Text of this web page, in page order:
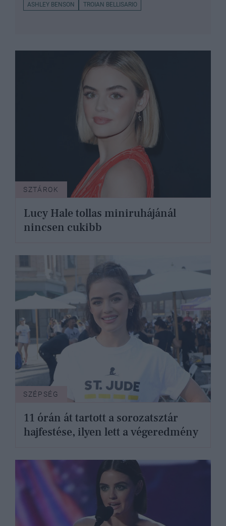
ASHLEY BENSON TROIAN BELLISARIO
SZTÁROK
Lucy Hale tollas miniruhájánál
nincsen cukibb
SZÉPSÉG
11 órán át tartott a sorozatsztár
hajfestése, ilyen lett a végeredmény